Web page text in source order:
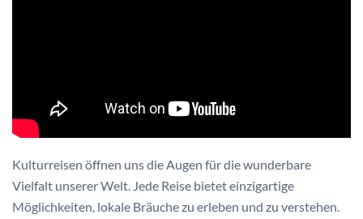
Kulturreisen öffnen uns die Augen für die wunderbare
Vielfalt unserer Welt. Jede Reise bietet einzigartige
Möglichkeiten, lokale Bräuche zu erleben und zu verstehen.